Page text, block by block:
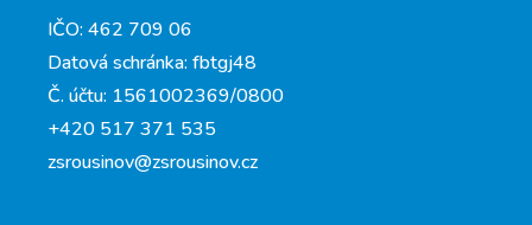
IČO: 462 709 06
Datová schránka: fbtgj48
Č. účtu: 1561002369/0800
+420 517 371 535
zsrousinov@zsrousinov.cz